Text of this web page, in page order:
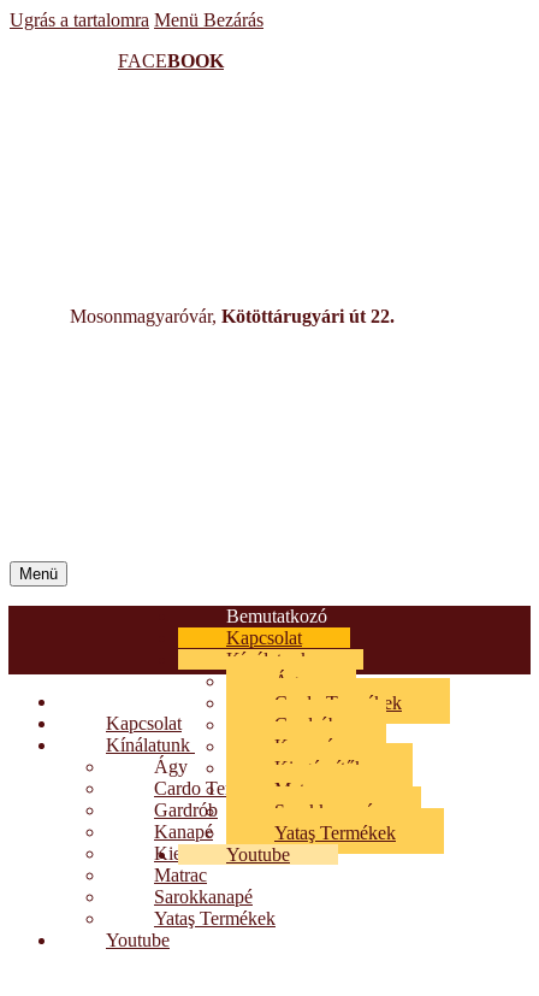
Ugrás a tartalomra Menü Bezárás
FACEBOOK
Mosonmagyaróvár, Kötöttárugyári út 22.
Menü
Bemutatkozó
Kapcsolat
Kínálatunk
Ágy
Cardo Termékek
Gardrób
Kanapé
Kiegészítők
Matrac
Sarokkanapé
Yataş Termékek
Youtube
Bemutatkozó
Kapcsolat
Kínálatunk
Ágy
Cardo Termékek
Gardrób
Kanapé
Kiegészítők
Matrac
Sarokkanapé
Yataş Termékek
Youtube